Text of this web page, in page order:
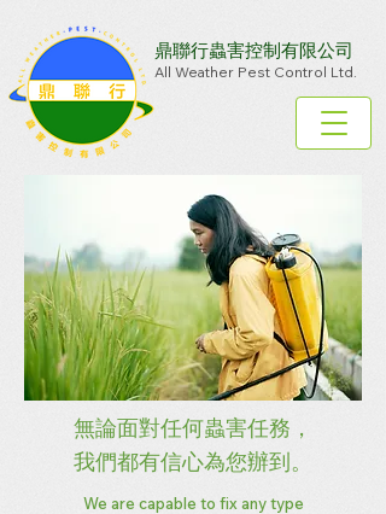
鼎聯行蟲害控制有限公司
All Weather Pest Control Ltd.
無論面對任何蟲害任務，
我們都有信心為您辦到。
We are capable to fix any type